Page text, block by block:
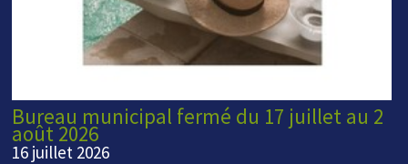
Bureau municipal fermé du 17 juillet au 2
août 2026
16 juillet 2026